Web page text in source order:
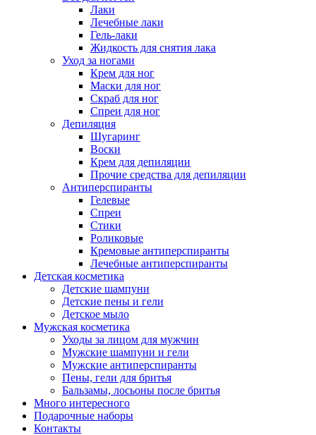
Лаки
Лечебные лаки
Гель-лаки
Жидкость для снятия лака
Уход за ногами
Крем для ног
Маски для ног
Скраб для ног
Спреи для ног
Депиляция
Шугаринг
Воски
Крем для депиляции
Прочие средства для депиляции
Антиперспиранты
Гелевые
Спреи
Стики
Роликовые
Кремовые антиперспиранты
Лечебные антиперспиранты
Детская косметика
Детские шампуни
Детские пены и гели
Детское мыло
Мужская косметика
Уходы за лицом для мужчин
Мужские шампуни и гели
Мужские антиперспиранты
Пены, гели для бритья
Бальзамы, лосьоны после бритья
Много интересного
Подарочные наборы
Контакты